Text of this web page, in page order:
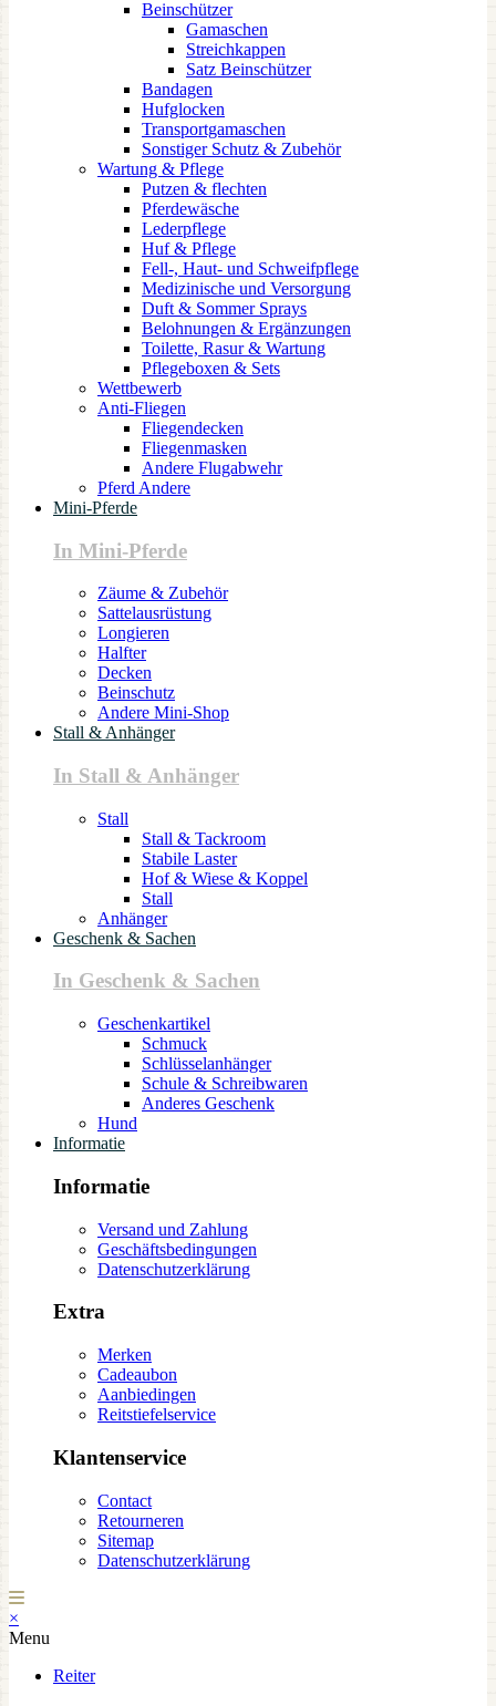
Beinschützer
Gamaschen
Streichkappen
Satz Beinschützer
Bandagen
Hufglocken
Transportgamaschen
Sonstiger Schutz & Zubehör
Wartung & Pflege
Putzen & flechten
Pferdewäsche
Lederpflege
Huf & Pflege
Fell-, Haut- und Schweifpflege
Medizinische und Versorgung
Duft & Sommer Sprays
Belohnungen & Ergänzungen
Toilette, Rasur & Wartung
Pflegeboxen & Sets
Wettbewerb
Anti-Fliegen
Fliegendecken
Fliegenmasken
Andere Flugabwehr
Pferd Andere
Mini-Pferde
In Mini-Pferde
Zäume & Zubehör
Sattelausrüstung
Longieren
Halfter
Decken
Beinschutz
Andere Mini-Shop
Stall & Anhänger
In Stall & Anhänger
Stall
Stall & Tackroom
Stabile Laster
Hof & Wiese & Koppel
Stall
Anhänger
Geschenk & Sachen
In Geschenk & Sachen
Geschenkartikel
Schmuck
Schlüsselanhänger
Schule & Schreibwaren
Anderes Geschenk
Hund
Informatie
Informatie
Versand und Zahlung
Geschäftsbedingungen
Datenschutzerklärung
Extra
Merken
Cadeaubon
Aanbiedingen
Reitstiefelservice
Klantenservice
Contact
Retourneren
Sitemap
Datenschutzerklärung
×
Menu
Reiter